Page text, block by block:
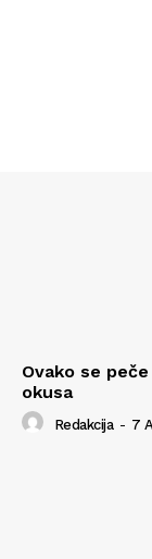
Ovako se
okusa
Redakcija - 7